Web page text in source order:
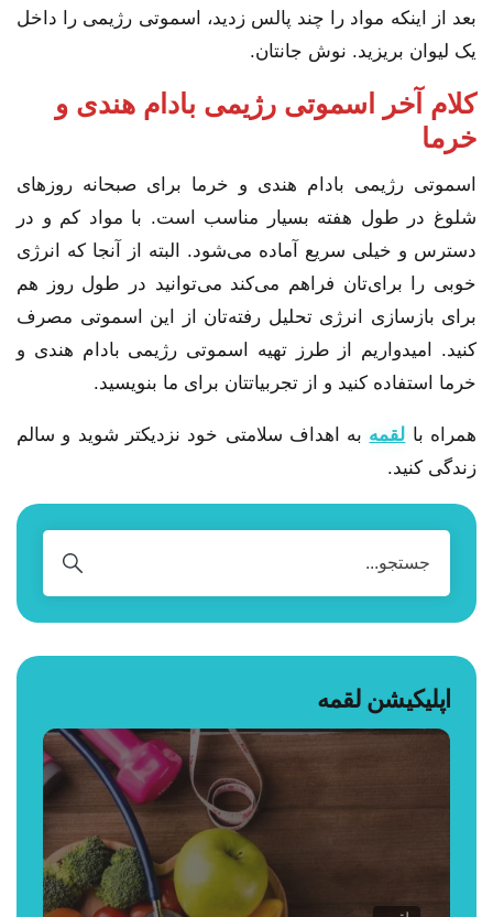
بعد از اینکه مواد را چند پالس زدید، اسموتی رژیمی را داخل
یک لیوان بریزید. نوش جانتان.
کلام آخر اسموتی رژیمی بادام هندی و
خرما
اسموتی رژيمی بادام هندی و خرما برای صبحانه روزهای
شلوغ در طول هفته بسیار مناسب است. با مواد کم و در
دسترس و خیلی سریع آماده می‌شود. البته از آنجا که انرژی
خوبی را برای‌تان فراهم می‌کند می‌توانید در طول روز هم
برای بازسازی انرژی تحلیل رفته‌تان از این اسموتی مصرف
کنید. امیدواریم از طرز تهیه اسموتی رژیمی بادام هندی و
خرما استفاده کنید و از تجربیاتتان برای ما بنویسید.
همراه با لقمه به اهداف سلامتی خود نزدیکتر شوید و سالم
زندگی کنید.
اپلیکیشن لقمه